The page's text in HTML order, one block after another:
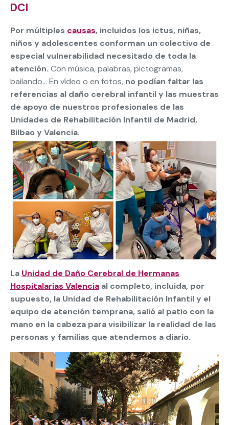
DCI
Por múltiples causas, incluidos los ictus, niñas,
niños y adolescentes conforman un colectivo de
especial vulnerabilidad necesitado de toda la
atención. Con música, palabras, pictogramas,
bailando… En vídeo o en fotos, no podían faltar las
referencias al daño cerebral infantil y las muestras
de apoyo de nuestros profesionales de las
Unidades de Rehabilitación Infantil de Madrid,
Bilbao y Valencia.
La Unidad de Daño Cerebral de Hermanas
Hospitalarias Valencia al completo, incluida, por
supuesto, la Unidad de Rehabilitación Infantil y el
equipo de atención temprana, salió al patio con la
mano en la cabeza para visibilizar la realidad de las
personas y familias que atendemos a diario.